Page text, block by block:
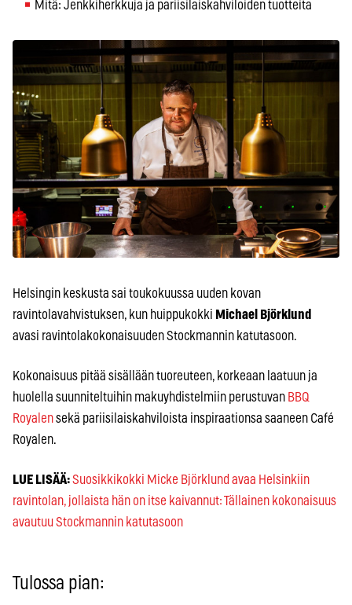
Mitä: Jenkkiherkkuja ja pariisilaiskahviloiden tuotteita
Helsingin keskusta sai toukokuussa uuden kovan
ravintolavahvistuksen, kun huippukokki Michael Björklund
avasi ravintolakokonaisuuden Stockmannin katutasoon.
Kokonaisuus pitää sisällään tuoreuteen, korkeaan laatuun ja
huolella suunniteltuihin makuyhdistelmiin perustuvan BBQ
Royalensekä pariisilaiskahviloista inspiraationsa saaneen Café
Royalen.
LUE LISÄÄ:Suosikkikokki Micke Björklund avaa Helsinkiin
ravintolan, jollaista hän on itse kaivannut: Tällainen kokonaisuus
avautuu Stockmannin katutasoon
Tulossa pian: